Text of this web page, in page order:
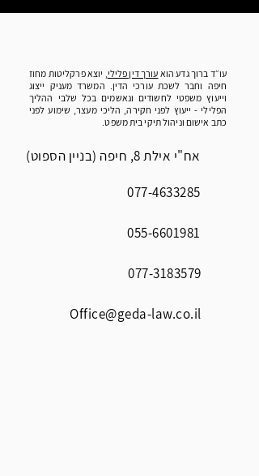
עו״ד ברוך גדע הוא עורך דין פלילי , יוצא פרקליטות מחוז
חיפה וחבר לשכת עורכי הדין. המשרד מעניק ייצוג
וייעוץ משפטי לחשודים ונאשמים בכל שלבי ההליך
הפלילי - ייעוץ לפני חקירה, הליכי מעצר, שימוע לפני
כתב אישום וניהול תיקי בית משפט.
אח"י אילת 8, חיפה (בניין הספוט)
077-4633285
055-6601981
077-3183579
Office@geda-law.co.il